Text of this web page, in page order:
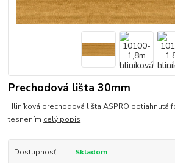
Prechodová lišta 30mm
Hliníková prechodová lišta ASPRO potiahnutá
tesnením celý popis
Dostupnosť
Skladom